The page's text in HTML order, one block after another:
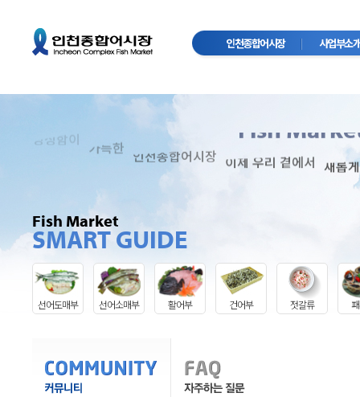
인천종합어시장 사업부소개
InCheon Complex Fish
인천종합어시장 이제 우리 곁에서 새롭
Fish Market
SMART GUIDE
선어도매부 선어소매부 활어부 건어부 젓갈류